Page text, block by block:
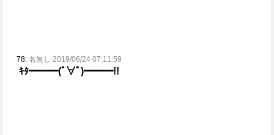
78: 名無し 2019/06/24 07:11:59
ｷﾀ━━━(ﾟ∀ﾟ)━━━!!